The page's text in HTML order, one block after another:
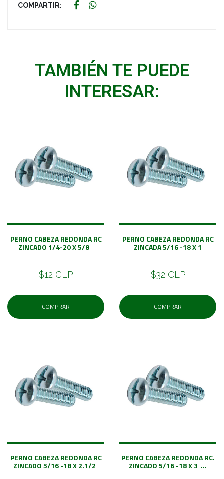
COMPARTIR:
TAMBIÉN TE PUEDE
INTERESAR:
PERNO CABEZA REDONDA RC
ZINCADO 1/4-20 X 5/8
$12 CLP
COMPRAR
PERNO CABEZA REDONDA RC
ZINCADA 5/16 -18 X 1
$32 CLP
COMPRAR
PERNO CABEZA REDONDA RC
ZINCADO 5/16 -18 X 2.1/2
PERNO CABEZA REDONDA RC.
ZINCADO 5/16 -18 X 3 ...